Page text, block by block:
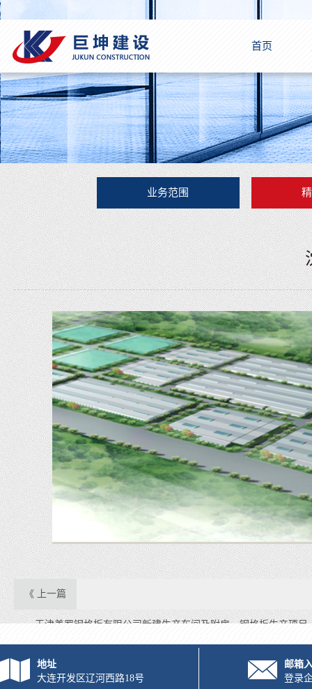
首页
业务范围
《 上一篇
天津美罗钢格板有限公司新建生产车间及附房、钢格板生产项目
地址
大连开发区辽河西路18号
邮箱
登录